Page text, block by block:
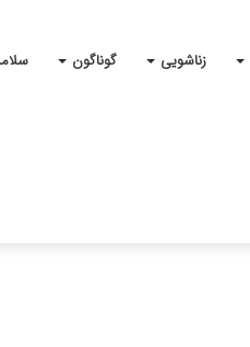
زناشویی گوناگون